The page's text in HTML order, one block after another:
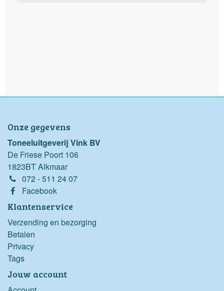
Onze gegevens
Toneeluitgeverij Vink BV
De Friese Poort 106
1823BT Alkmaar
072 - 511 24 07
Facebook
Klantenservice
Verzending en bezorging
Betalen
Privacy
Tags
Jouw account